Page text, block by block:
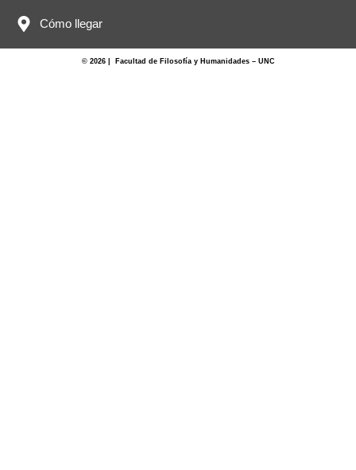
Cómo llegar
© 2026 | Facultad de Filosofía y Humanidades – UNC